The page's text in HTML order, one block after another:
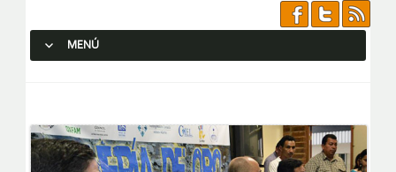
MENÚ